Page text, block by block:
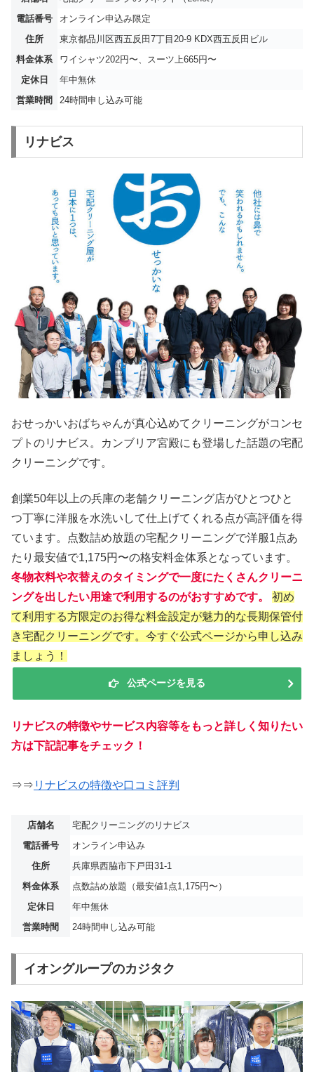
電話番号
オンライン申込み限定
住所
東京都品川区西五反田7丁目20-9 KDX西五反田ビル
料金体系
ワイシャツ202円〜、スーツ上665円〜
定休日
年中無休
営業時間
24時間申し込み可能
リナビス
おせっかいおばちゃんが真心込めてクリーニングがコンセ
プトのリナビス。カンブリア宮殿にも登場した話題の宅配
クリーニングです。
創業50年以上の兵庫の老舗クリーニング店がひとつひと
つ丁寧に洋服を水洗いして仕上げてくれる点が高評価を得
ています。点数詰め放題の宅配クリーニングで洋服1点あ
たり最安値で1,175円〜の格安料金体系となっています。
冬物衣料や衣替えのタイミングで一度にたくさんクリーニ
ングを出したい用途で利用するのがおすすめです。
初め
て利用する方限定のお得な料金設定が魅力的な長期保管付
き宅配クリーニングです。今すぐ公式ページから申し込み
ましょう！
公式ページを見る
リナビスの特徴やサービス内容等をもっと詳しく知りたい
方は下記記事をチェック！
⇒⇒ リナビスの特徴や口コミ評判
店舗名
宅配クリーニングのリナビス
電話番号
オンライン申込み
住所
兵庫県西脇市下戸田31-1
料金体系
点数詰め放題（最安値1点1,175円〜）
定休日
年中無休
営業時間
24時間申し込み可能
イオングループのカジタク